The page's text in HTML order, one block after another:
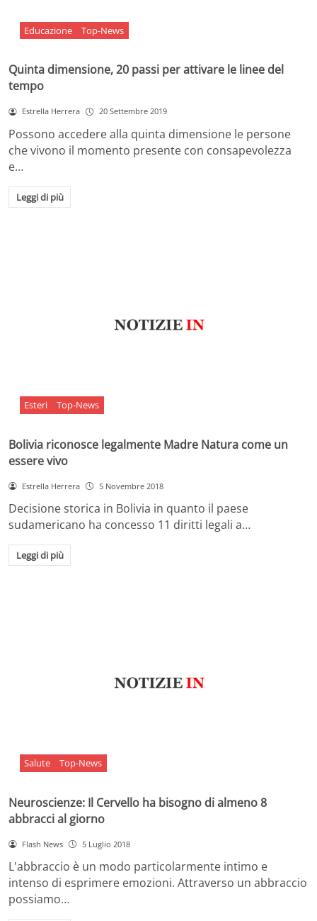
Educazione Top-News
Quinta dimensione, 20 passi per attivare le linee del
tempo
Estrella Herrera 20 Settembre 2019
Possono accedere alla quinta dimensione le persone
che vivono il momento presente con consapevolezza
e…
Leggi di più
Esteri Top-News
Bolivia riconosce legalmente Madre Natura come un
essere vivo
Estrella Herrera 5 Novembre 2018
Decisione storica in Bolivia in quanto il paese
sudamericano ha concesso 11 diritti legali a…
Leggi di più
Salute Top-News
Neuroscienze: Il Cervello ha bisogno di almeno 8
abbracci al giorno
Flash News 5 Luglio 2018
L'abbraccio è un modo particolarmente intimo e
intenso di esprimere emozioni. Attraverso un abbraccio
possiamo…